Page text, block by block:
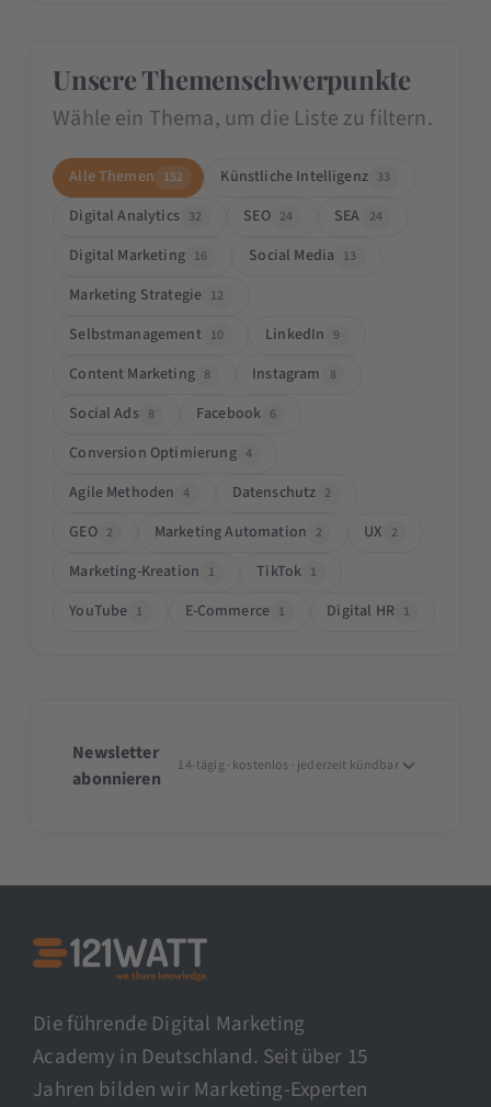
Unsere Themenschwerpunkte
Wähle ein Thema, um die Liste zu filtern.
Alle Themen 152 Künstliche Intelligenz 33
Digital Analytics 32 SEO 24 SEA 24
Digital Marketing 16 Social Media 13
Marketing Strategie 12
Selbstmanagement 10 LinkedIn 9
Content Marketing 8 Instagram 8
Social Ads 8 Facebook 6
Conversion Optimierung 4
Agile Methoden 4 Datenschutz 2
GEO 2 Marketing Automation 2 UX 2
Marketing-Kreation 1 TikTok 1
YouTube 1 E-Commerce 1 Digital HR 1
Newsletter
abonnieren
14-tägig · kostenlos · jederzeit kündbar
Die führende Digital Marketing
Academy in Deutschland. Seit über 15
Jahren bilden wir Marketing-Experten